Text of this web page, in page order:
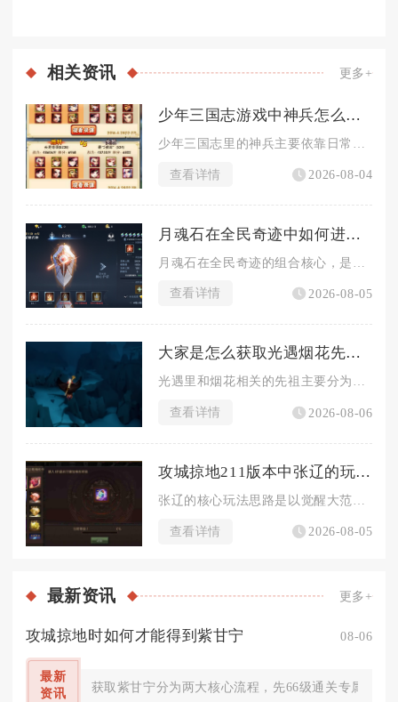
相关资讯 更多+
少年三国志游戏中神兵怎么获取
查看详情 2026-08-04
月魂石在全民奇迹中如何进行组合
查看详情 2026-08-05
大家是怎么获取光遇烟花先祖的
光遇里和烟花相关的先祖主要分为两类，一类是常驻的敬礼先祖可兑...
查看详情 2026-08-06
攻城掠地211版本中张辽的玩法技巧是什么
查看详情 2026-08-05
最新资讯 更多+
攻城掠地时如何才能得到紫甘宁 08-06
最新
资讯
获取紫甘宁分为两大核心流程，先66级通关专属副